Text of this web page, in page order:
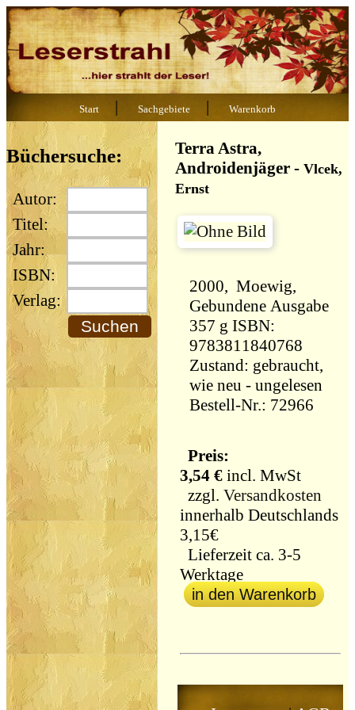
Start | Sachgebiete | Warenkorb
Büchersuche:
Autor:
Titel:
Jahr:
ISBN:
Verlag:
Terra Astra,
Androidenjäger -Vlcek,
Ernst
2000, Moewig,
Gebundene Ausgabe
357 g ISBN:
9783811840768
Zustand: gebraucht,
wie neu - ungelesen
Bestell-Nr.: 72966
Preis:
3,54 € incl. MwSt
zzgl.Versandkosten
innerhalb Deutschlands
3,15€
Lieferzeit ca. 3-5
Werktage
in den Warenkorb